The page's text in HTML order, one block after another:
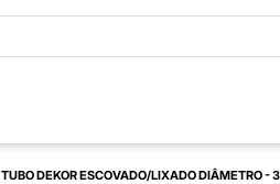
TUBO DEKOR ESCOVADO/LIXADO DIÂMETRO -